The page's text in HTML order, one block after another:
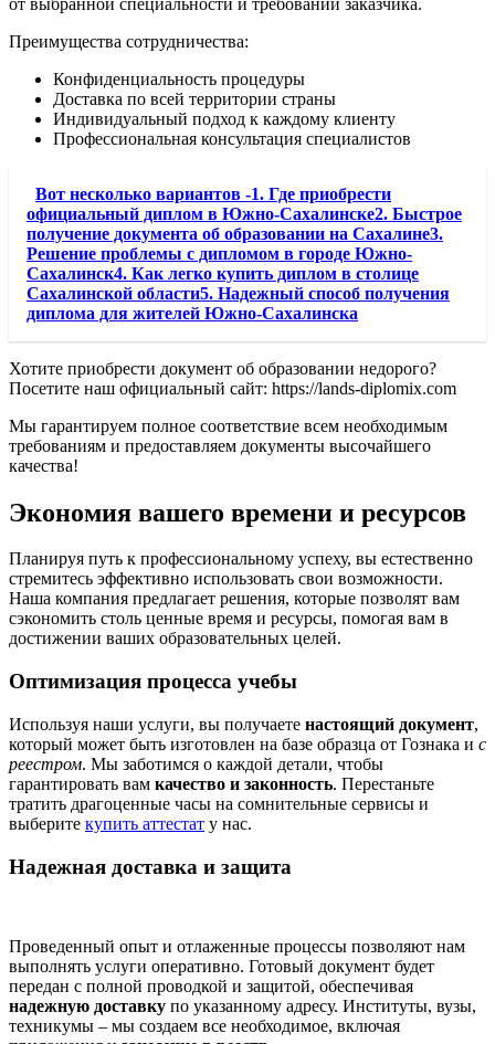
Преимущества сотрудничества:
Конфиденциальность процедуры
Доставка по всей территории страны
Индивидуальный подход к каждому клиенту
Профессиональная консультация специалистов
Вот несколько вариантов -1. Где приобрести
официальный диплом в Южно-Сахалинске2. Быстрое
получение документа об образовании на Сахалине3.
Решение проблемы с дипломом в городе Южно-
Сахалинск4. Как легко купить диплом в столице
Сахалинской области5. Надежный способ получения
диплома для жителей Южно-Сахалинска
Хотите приобрести документ об образовании недорого?
Посетите наш официальный сайт: https://lands-diplomix.com
Мы гарантируем полное соответствие всем необходимым
требованиям и предоставляем документы высочайшего
качества!
Экономия вашего времени и ресурсов
Планируя путь к профессиональному успеху, вы естественно
стремитесь эффективно использовать свои возможности.
Наша компания предлагает решения, которые позволят вам
сэкономить столь ценные время и ресурсы, помогая вам в
достижении ваших образовательных целей.
Оптимизация процесса учебы
Используя наши услуги, вы получаете настоящий документ,
который может быть изготовлен на базе образца от Гознака и с
реестром. Мы заботимся о каждой детали, чтобы
гарантировать вам качество и законность. Перестаньте
тратить драгоценные часы на сомнительные сервисы и
выберите купить аттестат у нас.
Надежная доставка и защита
Проведенный опыт и отлаженные процессы позволяют нам
выполнять услуги оперативно. Готовый документ будет
передан с полной проводкой и защитой, обеспечивая
надежную доставку по указанному адресу. Институты, вузы,
техникумы – мы создаем все необходимое, включая